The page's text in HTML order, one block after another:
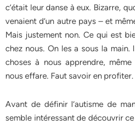
c’était leur danse à eux. Bizarre,
venaient d’un autre pays – et
Mais justement non. Ce qui est
chez nous. On les a sous la
choses à nous apprendre,
nous effare. Faut savoir en profiter.
Avant de définir l’autisme de
semble intéressant de découvrir